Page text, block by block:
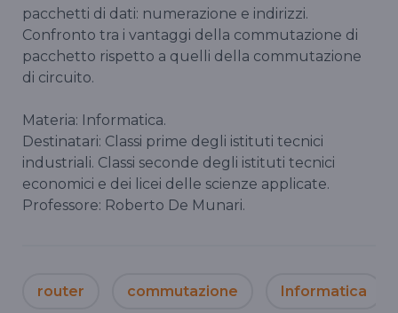
pacchetti di dati: numerazione e indirizzi.
Confronto tra i vantaggi della commutazione di
pacchetto rispetto a quelli della commutazione
di circuito.
Materia: Informatica.
Destinatari: Classi prime degli istituti tecnici
industriali. Classi seconde degli istituti tecnici
economici e dei licei delle scienze applicate.
Professore: Roberto De Munari.
router commutazione Informatica